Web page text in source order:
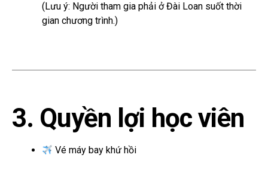
(Lưu ý: Người tham gia phải ở Đài Loan suốt thời
gian chương trình.)
3. Quyền lợi học viên
Vé máy bay khứ hồi